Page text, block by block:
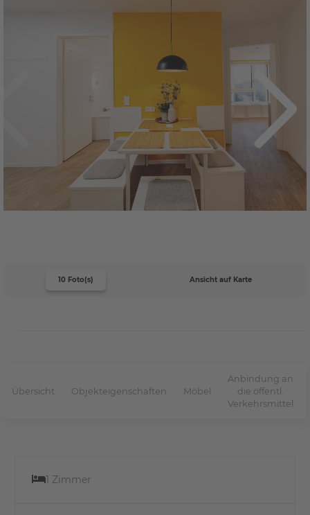
10 Foto(s) Ansicht auf Karte
Übersicht Objekteigenschaften Möbel
Anbindung an
die öffentl.
Verkehrsmittel
1 Zimmer